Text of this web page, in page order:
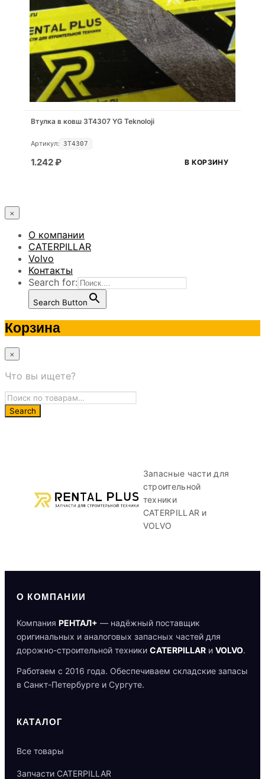
Втулка в ковш 3T4307 YG Teknoloji
Артикул: 3T4307
1.242₽ В КОРЗИНУ
×
О компании
CATERPILLAR
Volvo
Контакты
Search for:
Search Button
Корзина
×
Что вы ищете?
Запасные части для
строительной
техники
CATERPILLAR и
VOLVO
О КОМПАНИИ
Компания РЕНТАЛ+ — надёжный поставщик
оригинальных и аналоговых запасных частей для
дорожно-строительной техники CATERPILLAR и VOLVO.
Работаем с 2016 года. Обеспечиваем складские запасы
в Санкт-Петербурге и Сургуте.
КАТАЛОГ
Все товары
Запчасти CATERPILLAR